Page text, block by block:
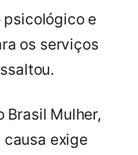
psicológico e
os serviços
Brasil Mulher,
causa exige